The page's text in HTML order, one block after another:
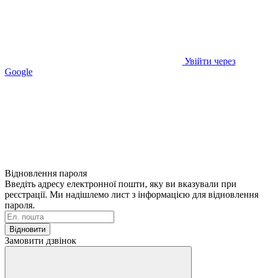
Увійти через
Google
Відновлення пароля
Введіть адресу електронної пошти, яку ви вказували при
реєстрації. Ми надішлемо лист з інформацією для відновлення
пароля.
Відновити
Замовити дзвінок